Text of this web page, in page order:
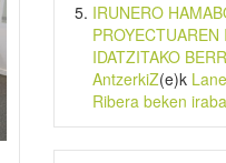
IRUNERO
PROYECTUAREN
IDATZITAKO
AntzerkiZ(e)k
Ribera beken